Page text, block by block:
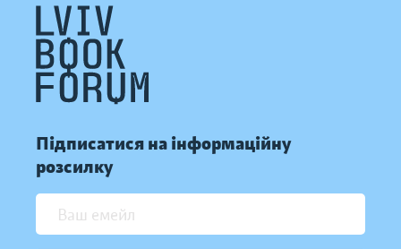
Підписатися на інформаційну
розсилку